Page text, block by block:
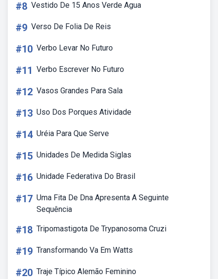
#8 Vestido De 15 Anos Verde Agua
#9 Verso De Folia De Reis
#10 Verbo Levar No Futuro
#11 Verbo Escrever No Futuro
#12 Vasos Grandes Para Sala
#13 Uso Dos Porques Atividade
#14 Uréia Para Que Serve
#15 Unidades De Medida Siglas
#16 Unidade Federativa Do Brasil
#17 Uma Fita De Dna Apresenta A Seguinte
Sequência
#18 Tripomastigota De Trypanosoma Cruzi
#19 Transformando Va Em Watts
#20 Traje Típico Alemão Feminino